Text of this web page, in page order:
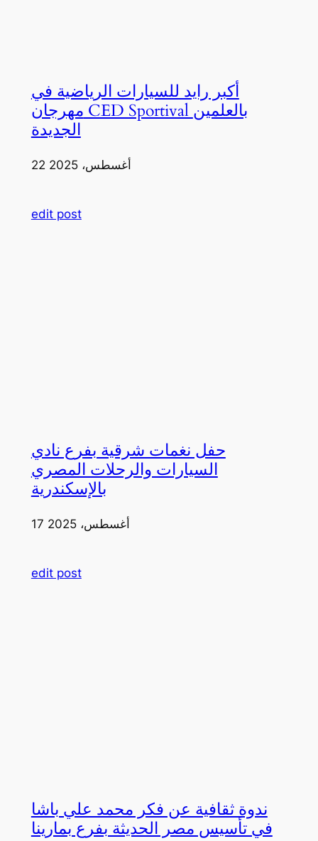
أكبر رايد للسيارات الرياضية في
مهرجان CED Sportival بالعلمين
الجديدة
22 أغسطس، 2025
edit post
حفل نغمات شرقية بفرع نادي
السيارات والرحلات المصري
بالإسكندرية
17 أغسطس، 2025
edit post
ندوة ثقافية عن فكر محمد علي باشا
في تأسيس مصر الحديثة بفرع بمارينا